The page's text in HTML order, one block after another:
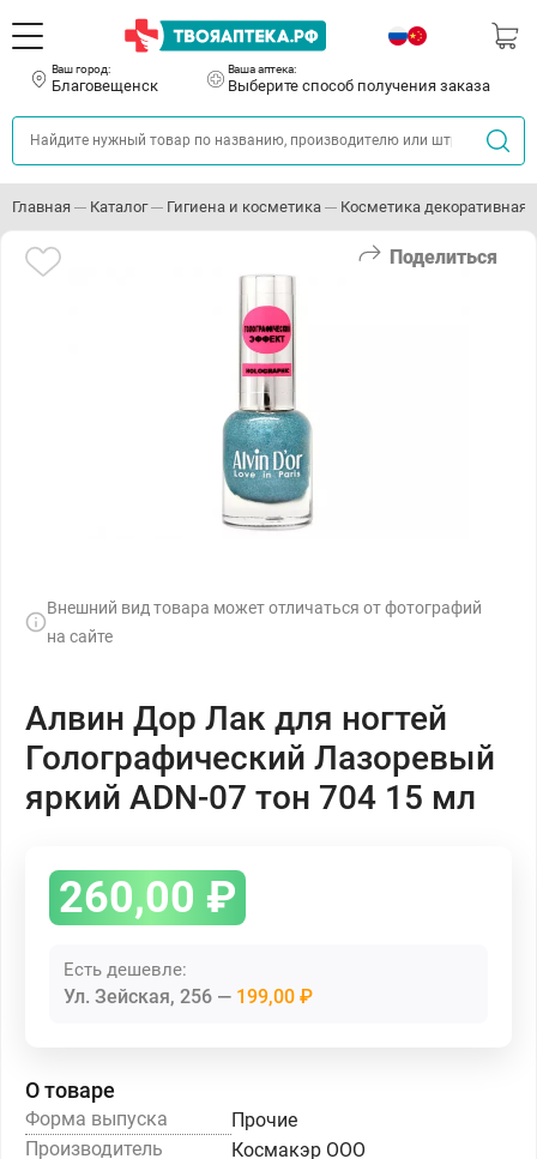
Ваш город:
Благовещенск
Ваша аптека:
Выберите способ получения заказа
Главная Каталог Гигиена и косметика Косметика декоративная
Поделиться
Внешний вид товара может отличаться от фотографий
на сайте
Алвин Дор Лак для ногтей
Голографический Лазоревый
яркий ADN-07 тон 704 15 мл
260,00 ₽
Есть дешевле:
Ул. Зейская, 256 199,00 ₽
О товаре
Форма выпуска
Прочие
Производитель
Космакэр ООО